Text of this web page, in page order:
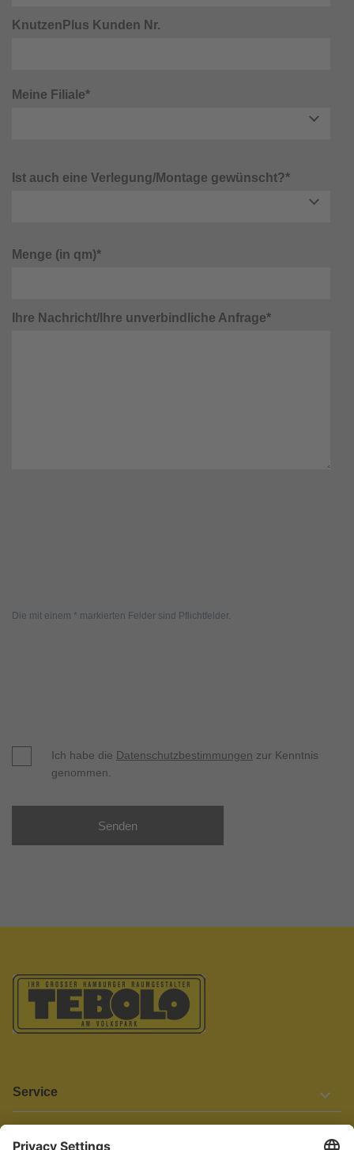
KnutzenPlus Kunden Nr.
Meine Filiale*
Ist auch eine Verlegung/Montage gewünscht?*
Menge (in qm)*
Ihre Nachricht/Ihre unverbindliche Anfrage*
Die mit einem * markierten Felder sind Pflichtfelder.
Ich habe die Datenschutzbestimmungen zur Kenntnis
genommen.
Senden
Service
Informationen